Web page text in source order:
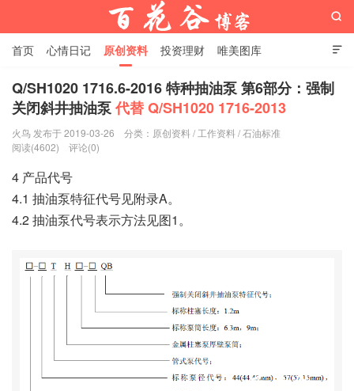
百花谷博客

首页 心情日记 原创资料 投资理财 唯美图库
影音视频 工作照片 Python代码

Q/SH1020 1716.6-2016 特种抽油泵 第6部分：强制
关闭斜井抽油泵代替 Q/SH1020 1716-2013
火鸟 发布于 2019-03-26 分类： 原创资料 / 工作资料 /石油标准
阅读(4602)
评论(0)
4 产品代号
4.1 抽油泵特征代号见附录A。
4.2 抽油泵代号表示方法见图1。